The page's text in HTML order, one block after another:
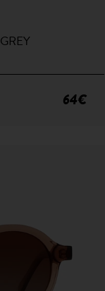
64€